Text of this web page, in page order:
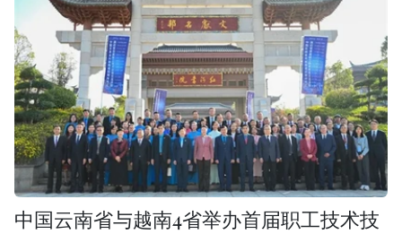
中国云南省与越南4省举办首届职工技术技